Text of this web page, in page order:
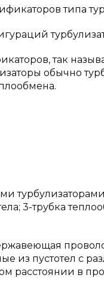
типа
так
обычно
3-трубка
из пустотел с
расстоянии в